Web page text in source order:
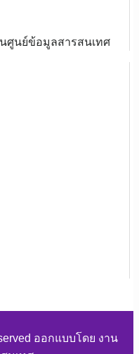
ศูนย์ข้อมูลสารสนเทศ
ออกแบบโดย งาน